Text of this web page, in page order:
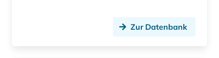
Zur Datenbank